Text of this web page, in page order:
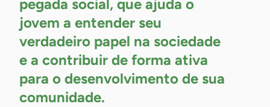
pegada social, que ajuda o
jovem a entender seu
verdadeiro papel na sociedade
e a contribuir de forma ativa
para o desenvolvimento de sua
comunidade.